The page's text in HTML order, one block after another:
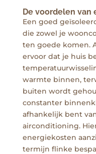
De voordelen van
Een goed
die zowel je
ten goede komen.
ervoor dat je huis
warmte binnen,
buiten wordt
constanter
afhankelijk bent
airconditioning.
energiekosten
termijn flinke